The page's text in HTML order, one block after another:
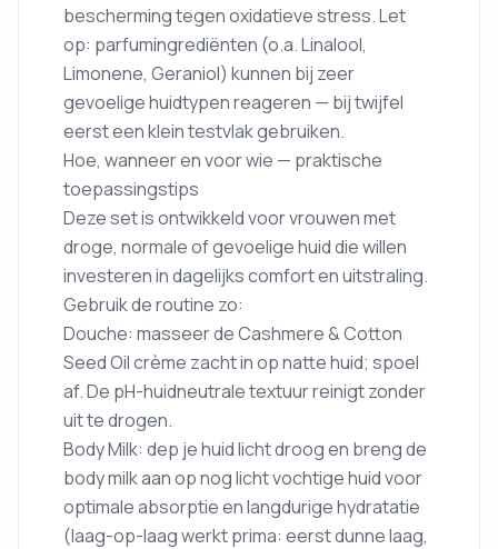
bescherming tegen oxidatieve stress. Let
op: parfumingrediënten (o.a. Linalool,
Limonene, Geraniol) kunnen bij zeer
gevoelige huidtypen reageren — bij twijfel
eerst een klein testvlak gebruiken.
Hoe, wanneer en voor wie — praktische
toepassingstips
Deze set is ontwikkeld voor vrouwen met
droge, normale of gevoelige huid die willen
investeren in dagelijks comfort en uitstraling.
Gebruik de routine zo:
Douche: masseer de Cashmere & Cotton
Seed Oil crème zacht in op natte huid; spoel
af. De pH-huidneutrale textuur reinigt zonder
uit te drogen.
Body Milk: dep je huid licht droog en breng de
body milk aan op nog licht vochtige huid voor
optimale absorptie en langdurige hydratatie
(laag-op-laag werkt prima: eerst dunne laag,